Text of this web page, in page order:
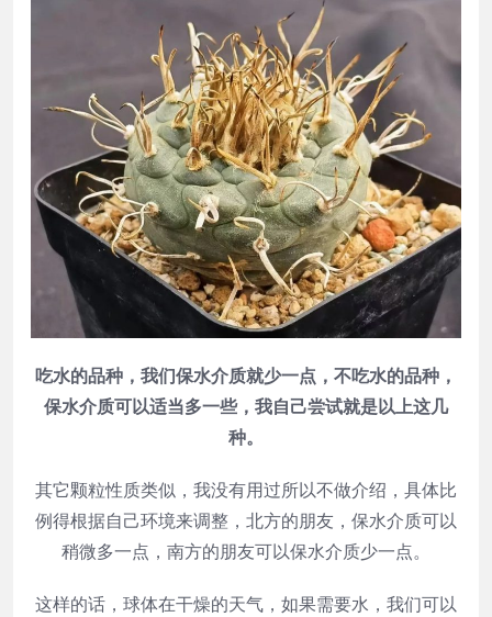
吃水的品种，我们保水介质就少一点，不吃水的品种，
保水介质可以适当多一些，我自己尝试就是以上这几
种。
其它颗粒性质类似，我没有用过所以不做介绍，具体比
例得根据自己环境来调整，北方的朋友，保水介质可以
稍微多一点，南方的朋友可以保水介质少一点。
这样的话，球体在干燥的天气，如果需要水，我们可以